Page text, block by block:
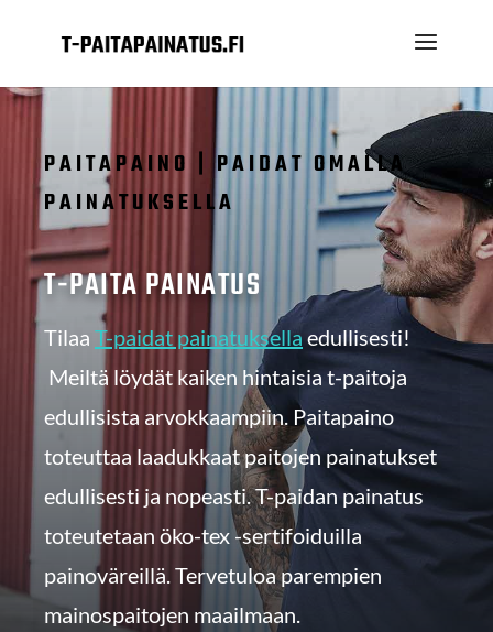
PAITAPAINO | PAIDAT OMALLA
PAINATUKSELLA
T-PAITA PAINATUS
Tilaa T-paidat painatuksella edullisesti!
Meiltä löydät kaiken hintaisia t-paitoja
edullisista arvokkaampiin. Paitapaino
toteuttaa laadukkaat paitojen painatukset
edullisesti ja nopeasti. T-paidan painatus
toteutetaan öko-tex -sertifoiduilla
painoväreillä. Tervetuloa parempien
mainospaitojen maailmaan.